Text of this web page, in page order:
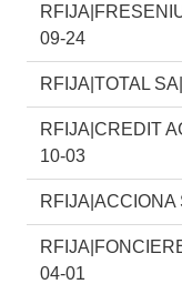
09-24
RFIJA|TOTAL
RFIJA|CREDIT
10-03
04-01